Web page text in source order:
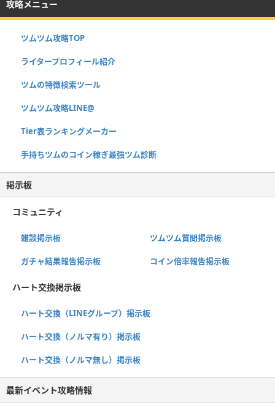
攻略メニュー
ツムツム攻略TOP
ライタープロフィール紹介
ツムの特徴検索ツール
ツムツム攻略LINE@
Tier表ランキングメーカー
手持ちツムのコイン稼ぎ最強ツム診断
掲示板
コミュニティ
雑談掲示板 ツムツム質問掲示板
ガチャ結果報告掲示板 コイン倍率報告掲示板
ハート交換掲示板
ハート交換（LINEグループ）掲示板
ハート交換（ノルマ有り）掲示板
ハート交換（ノルマ無し）掲示板
最新イベント攻略情報